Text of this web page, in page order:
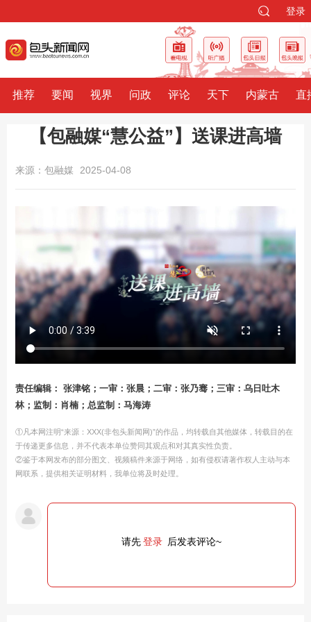
登录
推荐 要闻 视界 问政 评论 天下 内蒙古 直
【包融媒“慧公益”】送课进高墙
来源：包融媒 2025-04-08
责任编辑： 张津铭；一审：张晨；二审：张乃骞；三审：乌日吐木
林；监制：肖楠；总监制：马海涛
①凡本网注明“来源：XXX(非包头新闻网)”的作品，均转载自其他媒体，转载目的在
于传递更多信息，并不代表本单位赞同其观点和对其真实性负责。
②鉴于本网发布的部分图文、视频稿件来源于网络，如有侵权请著作权人主动与本
网联系，提供相关证明材料，我单位将及时处理。
请先登录 后发表评论~